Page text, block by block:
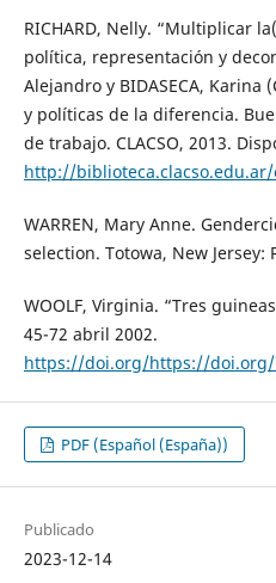
RICHARD, Nelly. “Multiplicar
política, representación y
Alejandro y BIDASECA,
y políticas de la diferencia.
de trabajo. CLACSO, 2013.
http://
WARREN, Mary Anne.
selection. Totowa, New Jersey:
WOOLF, Virginia. “Tres
45-72 abril 2002.
https://doi.org/https://doi.org/
PDF (Español (España))
Publicado
2023-12-14